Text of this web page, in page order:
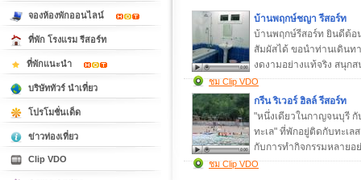
บ้านพฤกษ์ชญา รีสอร์ท
บ้านพฤกษ์รีสอร์ท ยินดีต้
สัมผัสได้ ขอนำท่านเดินท
งดงามอย่างแท้จริง สนุก
ชม Clip VDO
กรีน ริเวอร์ ฮิลล์ รีสอร์ท
"หนึ่งเดียวในกาญจนบุรี
ทะเล" ที่พักอยู่ติดกับทะเล
กับการทำกิจกรรมหลายอ
ชม Clip VDO
จองห้องพักออนไลน์
ที่พัก โรงแรม รีสอร์ท
ที่พักแนะนำ
บริษัททัวร์ นำเที่ยว
โปรโมชั่นเด็ด
ข่าวท่องเที่ยว
Clip VDO